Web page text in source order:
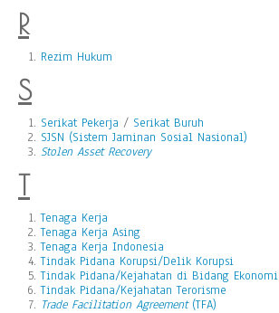
R
Rezim Hukum
S
Serikat Pekerja / Serikat Buruh
SJSN (Sistem Jaminan Sosial Nasional)
Stolen Asset Recovery
T
Tenaga Kerja
Tenaga Kerja Asing
Tenaga Kerja Indonesia
Tindak Pidana Korupsi/Delik Korupsi
Tindak Pidana/Kejahatan di Bidang Ekonomi
Tindak Pidana/Kejahatan Terorisme
Trade Facilitation Agreement (TFA)